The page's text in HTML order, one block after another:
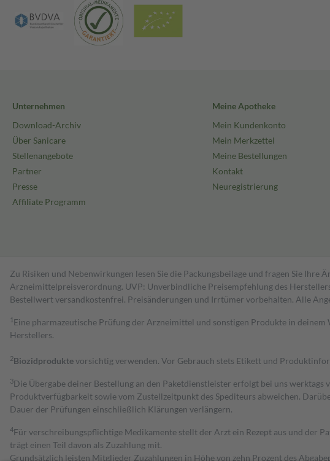
Unternehmen
Download-Archiv
Über Sanicare
Stellenangebote
Partner
Presse
Affiliate Programm
Meine Apotheke
Mein Kundenkonto
Mein Merkzettel
Meine Bestellungen
Kontakt
Neuregistrierung
Zu Risiken und Nebenwirkungen lesen Sie die Packungsbeilage und fragen Sie
Arzneimittelpreisverordnung. UVP: Unverbindliche Preisempfehlung des
Bestell­wert versand­kosten­frei. Preisänderungen und Irrtümer vorbehalten. Alle
1 Eine pharmazeutische Prüfung der Arzneimittel und sonstigen Produkte in
Herstellers.
2Biozidproduktevorsichtig verwenden. Vor Gebrauch stets Etikett und
3Die Übergabe deiner Bestellung an den Paketdienstleister erfolgt bei uns
Produktverfügbarkeit sowie vom Zustellzeitpunkt des Spediteurs abweichen.
Dauer der Prüfungen einschließlich Klärungen verlängern.
4Für verschreibungspflichtige Medikamente stellt der Arzt ein Rezept aus und der
trägt einen Teil davon als Zuzahlung mit.
Grundsätzlich leisten Mitglieder Zuzahlungen in Höhe von zehn Prozent des